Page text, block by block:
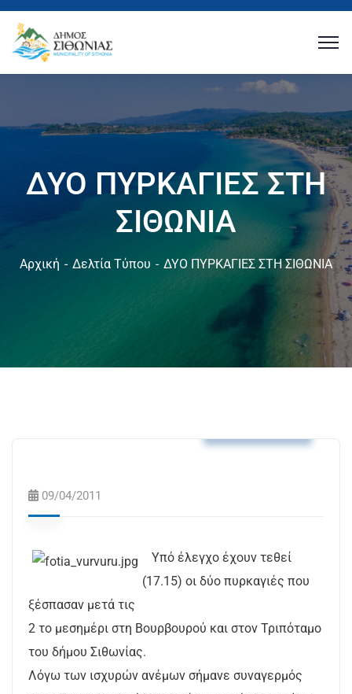
ΔΥΟ ΠΥΡΚΑΓΙΕΣ ΣΤΗ
ΣΙΘΩΝΙΑ
Αρχική Δελτία Τύπου ΔΥΟ ΠΥΡΚΑΓΙΕΣ ΣΤΗ ΣΙΘΩΝΙΑ
09/04/2011
Υπό έλεγχο έχουν τεθεί
(17.15) οι δύο πυρκαγιές που
ξέσπασαν μετά τις
2 το μεσημέρι στη Βουρβουρού και στον Τριπόταμο
του δήμου Σιθωνίας.
Λόγω των ισχυρών ανέμων σήμανε συναγερμός